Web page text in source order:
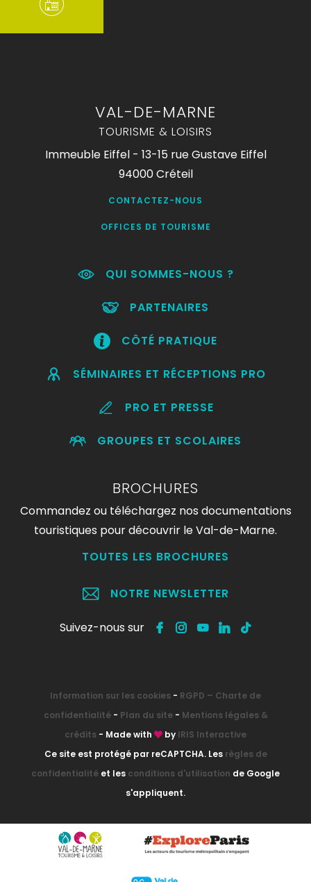
VAL-DE-MARNE
TOURISME & LOISIRS
Immeuble Eiffel - 13-15 rue Gustave Eiffel
94000 Créteil
CONTACTEZ-NOUS
OFFICES DE TOURISME
QUI SOMMES-NOUS ?
PARTENAIRES
CÔTÉ PRATIQUE
SÉMINAIRES ET RÉCEPTIONS PRO
PRO ET PRESSE
GROUPES ET SCOLAIRES
BROCHURES
Commandez ou téléchargez nos documentations
touristiques pour découvrir le Val-de-Marne.
TOUTES LES BROCHURES
NOTRE NEWSLETTER
Suivez-nous sur
Information sur les cookies - RGPD – Charte de
confidentialité- Plan du site- Mentions légales &
crédits - Made with by IRIS Interactive
Ce site est protégé par reCAPTCHA. Les règles de
confidentialité et les conditions d'utilisation de Google
s'appliquent.